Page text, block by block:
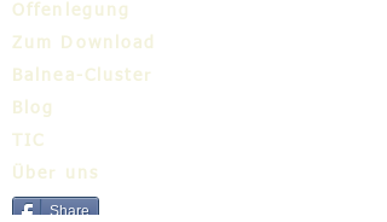
Offenlegung
Zum Download
Balnea-Cluster
Blog
TIC
Über uns
Share